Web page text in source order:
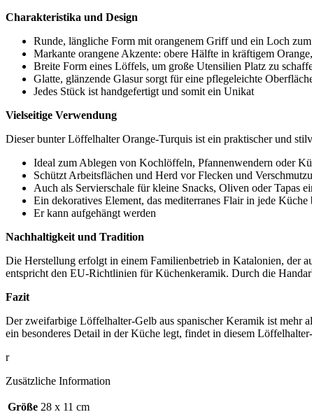
Charakteristika und Design
Runde, längliche Form mit orangenem Griff und ein Loch
Markante orangene Akzente: obere Hälfte in kräftigem
Breite Form eines Löffels, um große Utensilien Platz zu
Glatte, glänzende Glasur sorgt für eine pflegeleichte
Jedes Stück ist handgefertigt und somit ein Unikat
Vielseitige Verwendung
Dieser bunter Löffelhalter Orange-Turquis ist ein praktischer und
Ideal zum Ablegen von Kochlöffeln, Pfannenwendern oder
Schützt Arbeitsflächen und Herd vor Flecken und
Auch als Servierschale für kleine Snacks, Oliven oder Tapas
Ein dekoratives Element, das mediterranes Flair in jede Küche
Er kann aufgehängt werden
Nachhaltigkeit und Tradition
Die Herstellung erfolgt in einem Familienbetrieb in Katalonien, der
entspricht den EU-Richtlinien für Küchenkeramik. Durch die
Fazit
Der zweifarbige Löffelhalter-Gelb aus spanischer Keramik ist mehr
ein besonderes Detail in der Küche legt, findet in diesem
r
Zusätzliche Information
Größe 28 x 11 cm